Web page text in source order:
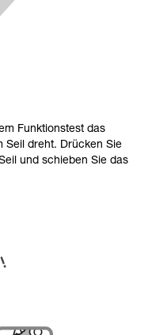
Funktionstest das
Seil dreht. Drücken Sie
und schieben Sie das